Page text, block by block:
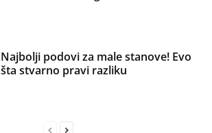
Najbolji podovi za male stanove! Evo
šta stvarno pravi razliku